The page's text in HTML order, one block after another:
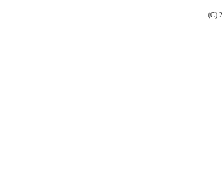
(C)